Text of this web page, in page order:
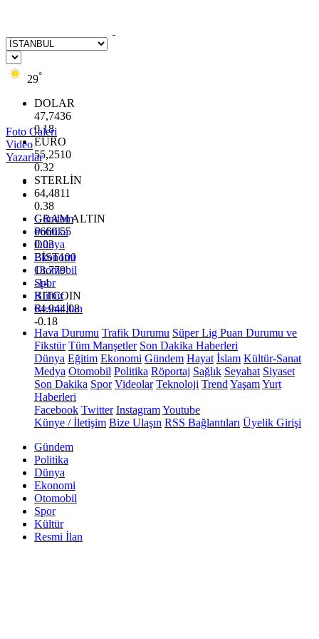
29°
DOLAR
47,7436
0.18
EURO
55,2510
0.32
STERLİN
64,4811
0.38
GRAM ALTIN
6660.55
0.03
BİST100
13.779
-14
BITCOIN
64.944,08
-0.18
Foto Galeri
Video
Yazarlar
Gündem
Politika
Dünya
Ekonomi
Otomobil
Spor
Kültür
Resmi İlan
Hava Durumu Trafik Durumu Süper Lig Puan Durumu ve
Fikstür Tüm Manşetler Son Dakika Haberleri
Dünya Eğitim Ekonomi Gündem Hayat İslam Kültür-Sanat
Medya Otomobil Politika Röportaj Sağlık Seyahat Siyaset
Son Dakika Spor Videolar Teknoloji Trend YaşamYurt
Haberleri
Facebook Twitter InstagramYoutube
Künye / İletişim Bize Ulaşın RSS Bağlantıları Üyelik Girişi
Gündem
Politika
Dünya
Ekonomi
Otomobil
Spor
Kültür
Resmi İlan